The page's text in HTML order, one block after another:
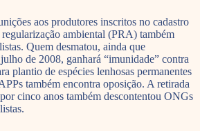
aos produtores inscritos no cadastro
ambiental (PRA) também
Quem desmatou, ainda que
de 2008, ganhará “imunidade” contra
plantio de espécies lenhosas permanentes
também encontra oposição. A retirada
cinco anos também descontentou ONGs